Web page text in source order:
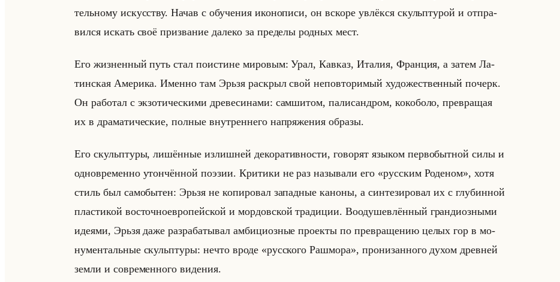
тельно­му ис­кус­ству. Начав с обу­че­ния ико­но­пи­си, он вско­ре увлёк­ся скульп­ту­рой и от­пра­
вил­ся ис­кать своё при­зва­ние да­ле­ко за пре­де­лы род­ных мест.
Его жиз­нен­ный путь стал по­ист­ине ми­ро­вым: Урал, Кав­каз, Ита­лия, Фран­ция, а затем Ла­
тин­ская Аме­ри­ка. Имен­но там Эрьзя рас­крыл свой непо­вто­ри­мый ху­до­же­ствен­ный по­черк.
Он ра­бо­тал с эк­зо­ти­че­ски­ми дре­ве­си­на­ми: сам­ши­том, па­ли­санд­ром, ко­ко­бо­ло, пре­вра­щая
их в дра­ма­ти­че­ские, пол­ные внут­рен­не­го на­пря­же­ния об­ра­зы.
Его скульп­ту­ры, ли­шён­ные из­лиш­ней де­ко­ра­тив­но­сти, го­во­рят язы­ком пер­во­быт­ной силы и
од­но­вре­мен­но утон­чён­ной по­эзии. Кри­ти­ки не раз на­зы­ва­ли его «русским Роденом», хотя
стиль был са­мо­бы­тен: Эрьзя не ко­пи­ро­вал за­пад­ные ка­но­ны, а син­те­зи­ро­вал их с глу­бин­ной
пла­сти­кой во­сточ­но­ев­ро­пейской и мор­дов­ской тра­ди­ции. Во­оду­шев­лён­ный гран­ди­оз­ны­ми
иде­ями, Эрьзя даже раз­ра­ба­ты­вал ам­би­ци­оз­ные про­ек­ты по пре­вра­ще­нию целых гор в мо­
ну­мен­тальные скульп­ту­ры: нечто вроде «русского Рашмора», про­ни­зан­но­го духом древ­ней
земли и со­вре­мен­но­го ви­де­ния.